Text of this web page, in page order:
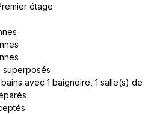
étage
superposés
avec 1 baignoire 1 salle(s) de